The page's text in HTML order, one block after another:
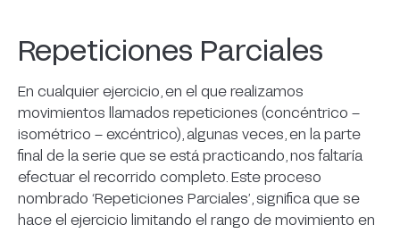
Repeticiones Parciales
En cualquier ejercicio, en el que realizamos
movimientos llamados repeticiones (concéntrico –
isométrico – excéntrico), algunas veces, en la parte
final de la serie que se está practicando, nos faltaría
efectuar el recorrido completo. Este proceso
nombrado ‘Repeticiones Parciales’, significa que se
hace el ejercicio limitando el rango de movimiento en